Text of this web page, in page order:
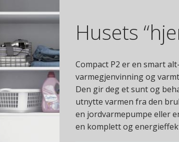
Husets
Compact P2 er en smart
varmegjenvinning og
Den gir deg et sunt og
utnytte varmen fra den
en jordvarmepumpe eller
en komplett og